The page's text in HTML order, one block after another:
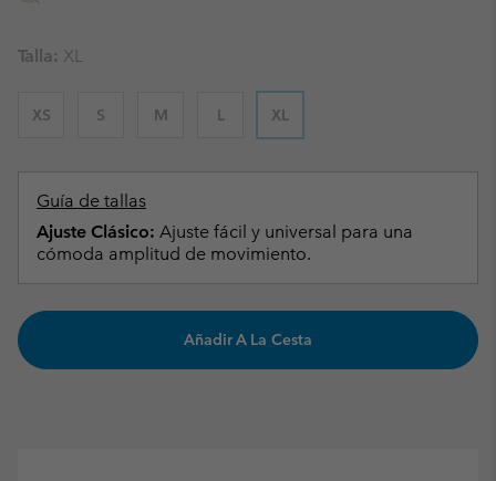
Talla: XL
XS S M L XL
Guía de tallas
Ajuste Clásico: Ajuste fácil y universal para una
cómoda amplitud de movimiento.
Añadir A La Cesta